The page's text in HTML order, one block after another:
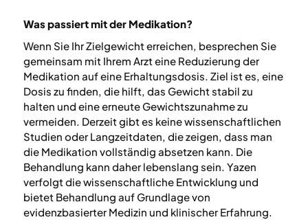
Was passiert mit der Medikation?
Wenn Sie Ihr Zielgewicht erreichen, besprechen Sie
gemeinsam mit Ihrem Arzt eine Reduzierung der
Medikation auf eine Erhaltungsdosis. Ziel ist es, eine
Dosis zu finden, die hilft, das Gewicht stabil zu
halten und eine erneute Gewichtszunahme zu
vermeiden. Derzeit gibt es keine wissenschaftlichen
Studien oder Langzeitdaten, die zeigen, dass man
die Medikation vollständig absetzen kann. Die
Behandlung kann daher lebenslang sein. Yazen
verfolgt die wissenschaftliche Entwicklung und
bietet Behandlung auf Grundlage von
evidenzbasierter Medizin und klinischer Erfahrung.